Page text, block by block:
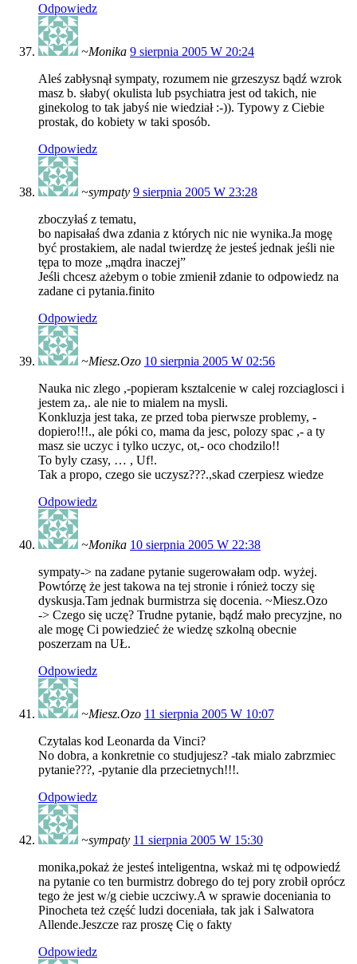
Odpowiedz
~Monika 9 sierpnia 2005 W 20:24
Aleś zabłysnął sympaty, rozumem nie grzeszysz bądź wzrok
masz b. słaby( okulista lub psychiatra jest od takich, nie
ginekolog to tak jabyś nie wiedział :-)). Typowy z Ciebie
prostak, do kobiety w taki sposób.
Odpowiedz
~sympaty 9 sierpnia 2005 W 23:28
zboczyłaś z tematu,
bo napisałaś dwa zdania z których nic nie wynika.Ja mogę
być prostakiem, ale nadal twierdzę że jesteś jednak jeśli nie
tępa to moze „mądra inaczej”
Jeśli chcesz ażebym o tobie zmienił zdanie to odpowiedz na
zadane ci pytania.finito
Odpowiedz
~Miesz.Ozo 10 sierpnia 2005 W 02:56
Nauka nic zlego ,-popieram ksztalcenie w calej rozciaglosci i
jestem za,. ale nie to mialem na mysli.
Konkluzja jest taka, ze przed toba pierwsze problemy, -
dopiero!!!., ale póki co, mama da jesc, polozy spac ,- a ty
masz sie uczyc i tylko uczyc, ot,- oco chodzilo!!
To byly czasy, … , Uf!.
Tak a propo, czego sie uczysz???.,skad czerpiesz wiedze
Odpowiedz
~Monika 10 sierpnia 2005 W 22:38
sympaty-> na zadane pytanie sugerowałam odp. wyżej.
Powtórzę że jest takowa na tej stronie i rónież toczy się
dyskusja.Tam jednak burmistrza się docenia. ~Miesz.Ozo
-> Czego się uczę? Trudne pytanie, bądź mało precyzjne, no
ale mogę Ci powiedzieć że wiedzę szkolną obecnie
poszerzam na UŁ.
Odpowiedz
~Miesz.Ozo 11 sierpnia 2005 W 10:07
Czytalas kod Leonarda da Vinci?
No dobra, a konkretnie co studjujesz? -tak mialo zabrzmiec
pytanie???, -pytanie dla przecietnych!!!.
Odpowiedz
~sympaty 11 sierpnia 2005 W 15:30
monika,pokaż że jesteś inteligentna, wskaż mi tę odpowiedź
na pytanie co ten burmistrz dobrego do tej pory zrobił oprócz
tego że jest w/g ciebie uczciwy.A w sprawie doceniania to
Pinocheta też część ludzi doceniała, tak jak i Salwatora
Allende.Jeszcze raz proszę Cię o fakty
Odpowiedz